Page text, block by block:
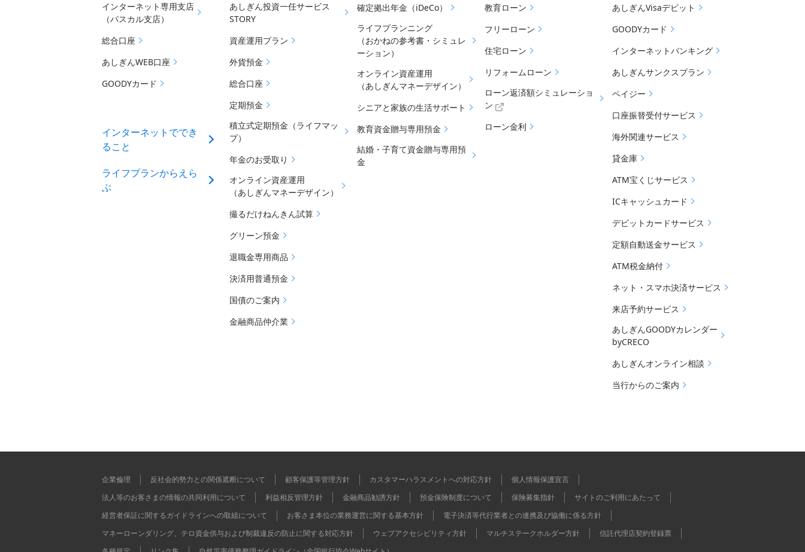
インターネット専用支店
（パスカル支店）
総合口座
あしぎんWEB口座
GOODYカード
インターネットででき
ること
ライフプランからえら
ぶ
あしぎん投資一任サービス
STORY
資産運用プラン
外貨預金
総合口座
定期預金
積立式定期預金（ライフマッ
プ）
年金のお受取り
オンライン資産運用
（あしぎんマネーデザイン）
撮るだけねんきん試算
グリーン預金
退職金専用商品
決済用普通預金
国債のご案内
金融商品仲介業
確定拠出年金（iDeCo）
ライフプランニング
（おかねの参考書・シミュレ
ーション）
オンライン資産運用
（あしぎんマネーデザイン）
シニアと家族の生活サポート
教育資金贈与専用預金
結婚・子育て資金贈与専用預
金
教育ローン
フリーローン
住宅ローン
リフォームローン
ローン返済額シミュレーショ
ン
ローン金利
あしぎんVisaデビット
GOODYカード
インターネットバンキング
あしぎんサンクスプラン
ペイジー
口座振替受付サービス
海外関連サービス
貸金庫
ATM宝くじサービス
ICキャッシュカード
デビットカードサービス
定額自動送金サービス
ATM税金納付
ネット・スマホ決済サービス
来店予約サービス
あしぎんGOODYカレンダー
byCRECO
あしぎんオンライン相談
当行からのご案内
企業倫理 反社会的勢力との関係遮断について 顧客保護等管理方針 カスタマーハラスメントへの対応方針
個人情報保護宣言
法人等のお客さまの情報の共同利用について
利益相反管理方針 金融商品勧誘方針 預金保険制度について 保険募集指針
サイトのご利用にあたって
経営者保証に関するガイドラインへの取組について
お客さま本位の業務運営に関する基本方針
電子決済等代行業者との連携及び協働に係る方針
マネーローンダリング、テロ資金供与および制裁違反の防止に関する対応方針
ウェブアクセシビリティ方針 マルチステークホルダー方針
信託代理店契約登録票